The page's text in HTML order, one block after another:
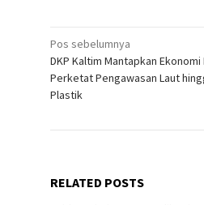
Navigasi
pos
Pos sebelumnya
DKP Kaltim Mantapkan Ekonomi
Perketat Pengawasan Laut
Plastik
RELATED POSTS